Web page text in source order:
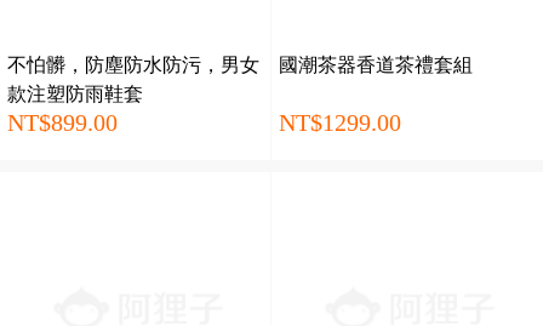
不怕髒，防塵防水防污，男女
款注塑防雨鞋套
NT$899.00
國潮茶器香道茶禮套組
NT$1299.00